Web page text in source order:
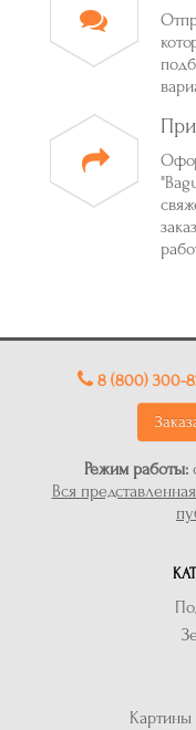
8 (800) 300-
Режим работы:
Вся
Картины